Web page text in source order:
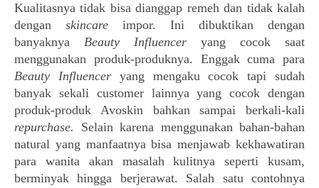
Kualitasnya tidak bisa dianggap remeh dan tidak kalah
dengan skincare impor. Ini dibuktikan dengan
banyaknya Beauty Influencer yang cocok saat
menggunakan produk-produknya. Enggak cuma para
Beauty Influenceryang mengaku cocok tapi sudah
banyak sekali customer lainnya yang cocok dengan
produk-produk Avoskin bahkan sampai berkali-kali
repurchase. Selain karena menggunakan bahan-bahan
natural yang manfaatnya bisa menjawab kekhawatiran
para wanita akan masalah kulitnya seperti kusam,
berminyak hingga berjerawat. Salah satu contohnya